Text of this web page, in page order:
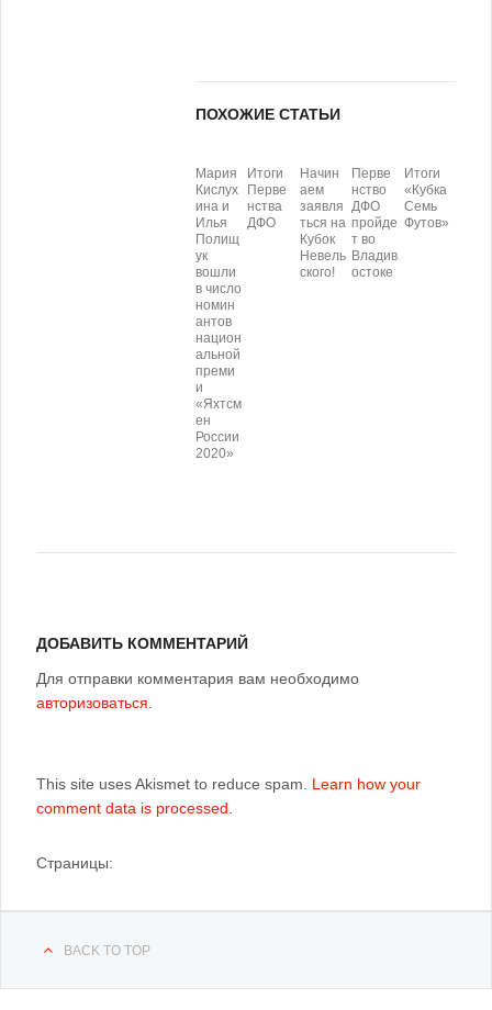
ПОХОЖИЕ СТАТЬИ
Мария
Кислух
ина и
Илья
Полищ
ук
вошли
в число
номин
антов
национ
альной
преми
и
«Яхтсм
ен
России
2020»
Итоги
Перве
нства
ДФО
Начин
аем
заявля
ться на
Кубок
Невель
ского!
Перве
нство
ДФО
пройде
т во
Владив
остоке
Итоги
«Кубка
Семь
Футов»
ДОБАВИТЬ КОММЕНТАРИЙ
Для отправки комментария вам необходимо
авторизоваться
This site uses Akismet to reduce spam. Learn how your
comment data is processed
Страницы:
BACK TO TOP